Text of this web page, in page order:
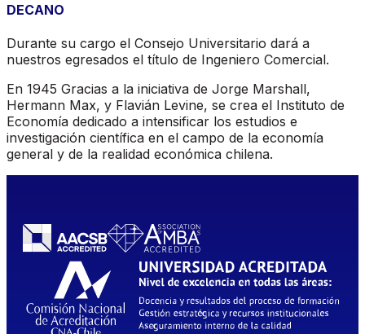
DECANO
Durante su cargo el Consejo Universitario dará a
nuestros egresados el título de Ingeniero Comercial.
En 1945 Gracias a la iniciativa de Jorge Marshall,
Hermann Max, y Flavián Levine, se crea el Instituto de
Economía dedicado a intensificar los estudios e
investigación científica en el campo de la economía
general y de la realidad económica chilena.